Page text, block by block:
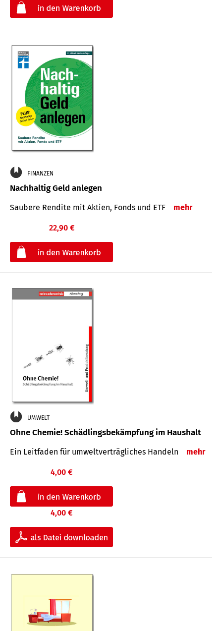
FINANZEN
Nachhaltig Geld anlegen
Saubere Rendite mit Aktien, Fonds und ETF mehr
22,90 €
UMWELT
Ohne Chemie! Schädlingsbekämpfung im Haushalt
Ein Leitfaden für um­welt­ver­träg­liches Han­deln mehr
4,00 €
4,00 €